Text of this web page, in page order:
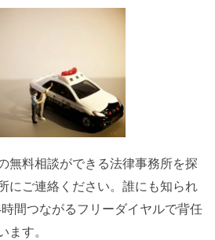
無料相談ができる法律事務所を探
にご連絡ください。誰にも知られ
間つながるフリーダイヤルで背任
ます。